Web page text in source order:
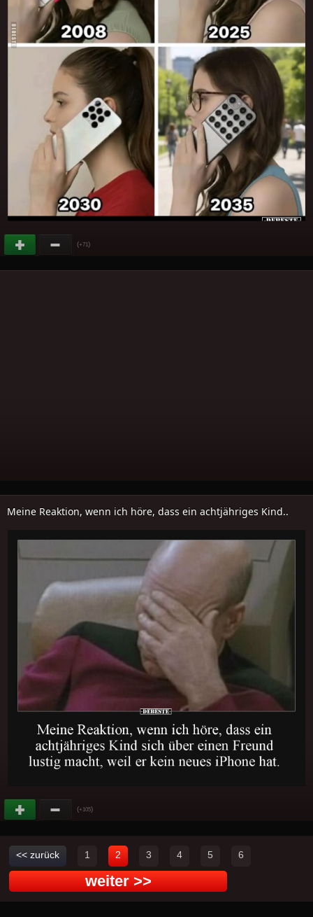
(+71)
Meine Reaktion, wenn ich höre, dass ein achtjähriges Kind..
(+105)
<< zurück 1 2 3 4 5 6
weiter >>